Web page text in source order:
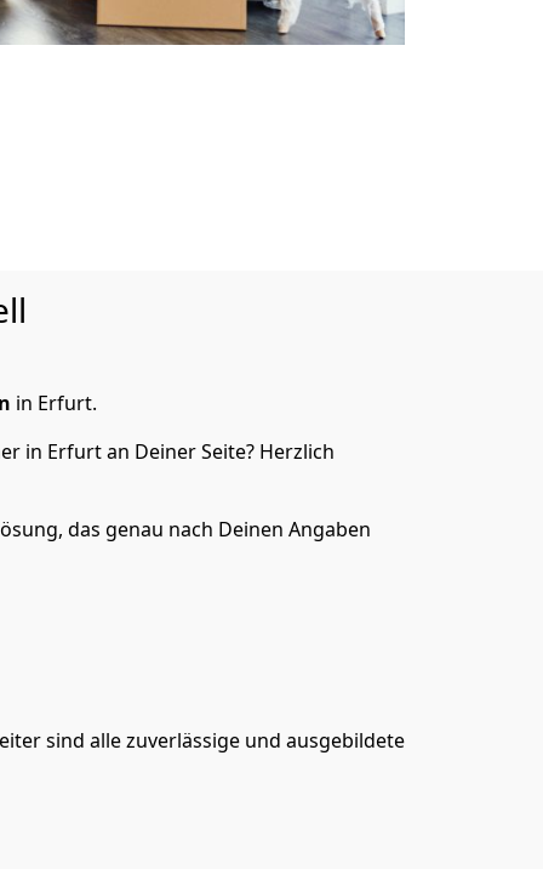
in Erfurt.
in Erfurt an Deiner Seite? Herzlich
das genau nach Deinen Angaben
sind alle zuverlässige und ausgebildete